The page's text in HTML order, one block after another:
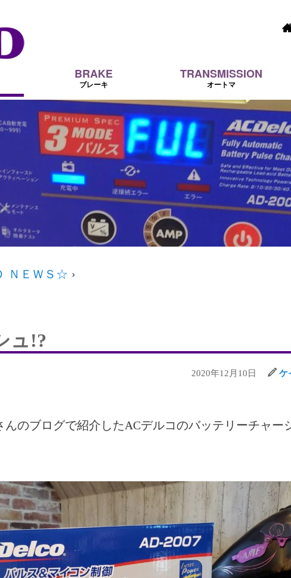
BRAKE
ブレーキ
TRANSMISSION
オートマ
ＮＥＷＳ☆ ›
ュ!?
2020年12月10日 ケ
のブログで紹介したACデルコのバッテリーチャー